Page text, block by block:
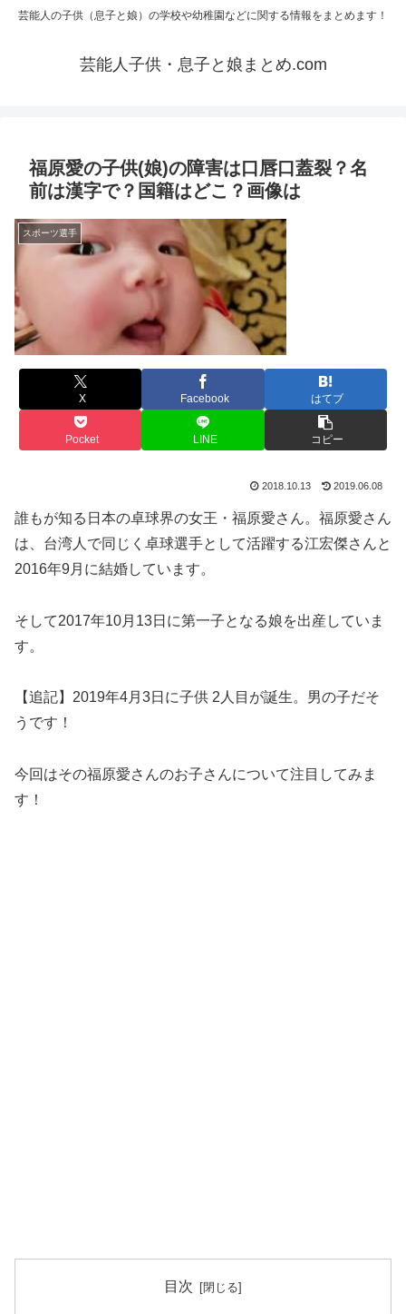
芸能人の子供（息子と娘）の学校や幼稚園などに関する情報をまとめます！
芸能人子供・息子と娘まとめ.com
福原愛の子供(娘)の障害は口唇口蓋裂？名
前は漢字で？国籍はどこ？画像は
スポーツ選手
X Facebook はてブ
Pocket LINE コピー
2018.10.13 2019.06.08
誰もが知る日本の卓球界の女王・福原愛さん。福原愛さん
は、台湾人で同じく卓球選手として活躍する江宏傑さんと
2016年9月に結婚しています。
そして2017年10月13日に第一子となる娘を出産 していま
す。
【追記】 2019年4月3日に子供 2人目が誕生。男の子だそ
うです！
今回はその福原愛さんのお子さんについて注目してみま
す！
目次